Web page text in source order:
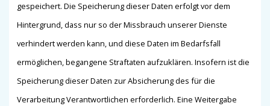
gespeichert. Die Speicherung dieser Daten erfolgt vor dem
Hintergrund, dass nur so der Missbrauch unserer Dienste
verhindert werden kann, und diese Daten im Bedarfsfall
ermöglichen, begangene Straftaten aufzuklären. Insofern ist die
Speicherung dieser Daten zur Absicherung des für die
Verarbeitung Verantwortlichen erforderlich. Eine Weitergabe